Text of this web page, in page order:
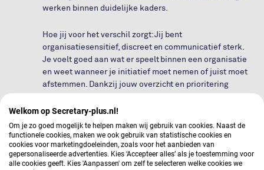
werken binnen duidelijke kaders.
Hoe jij voor het verschil zorgt: Jij bent
organisatiesensitief, discreet en communicatief sterk.
Je voelt goed aan wat er speelt binnen een organisatie
en weet wanneer je initiatief moet nemen of juist moet
afstemmen. Dankzij jouw overzicht en prioritering
Wij geloven in gelijke kansen en onze vacatures
staan voor iedereen open.
Welkom op Secretary-plus.nl!
Om je zo goed mogelijk te helpen maken wij gebruik van cookies. Naast de
functionele cookies, maken we ook gebruik van statistische cookies en
cookies voor marketingdoeleinden, zoals voor het aanbieden van
gepersonaliseerde advertenties. Kies ‘Accepteer alles’ als je toestemming voor
alle cookies geeft. Kies 'Aanpassen' om zelf te selecteren welke cookies we